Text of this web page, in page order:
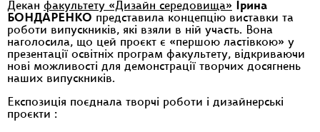
Декан факультету «Дизайн середовища»
Ірина
БОНДАРЕНКО представила концепцію виставки та
роботи випускників, які взяли в ній участь. Вона
наголосила, що цей проєкт є «першою ластівкою» у
презентації освітніх програм факультету, відкриваючи
нові можливості для демонстрації творчих досягнень
наших випускників.
Експозиція поєднала творчі роботи і дизайнерські
проєкти :